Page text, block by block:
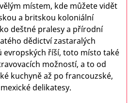
místem, kde můžete vidět
a britskou koloniální
deštné pralesy a přírodní
dědictví zastaralých
evropských říší, toto místo také
možností, a to od
kuchyně až po francouzské,
delikatesy.